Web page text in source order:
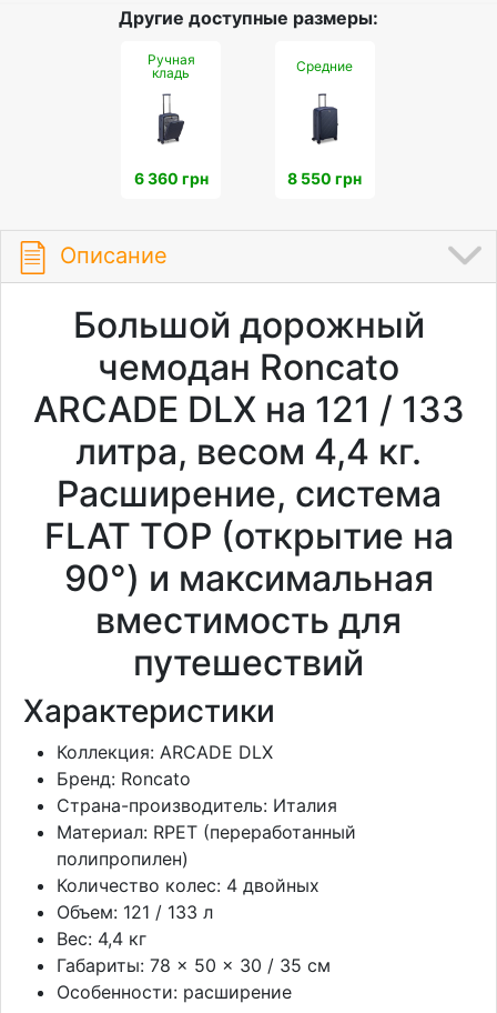
Другие доступные размеры:
Ручная
кладь
6 360 грн
Средние
8 550 грн
Описание
Большой дорожный
чемодан Roncato
ARCADE DLX на 121 / 133
литра, весом 4,4 кг.
Расширение, система
FLAT TOP (открытие на
90°) и максимальная
вместимость для
путешествий
Характеристики
Коллекция: ARCADE DLX
Бренд: Roncato
Страна-производитель: Италия
Материал: RPET (переработанный
полипропилен)
Количество колес: 4 двойных
Объем: 121 / 133 л
Вес: 4,4 кг
Габариты: 78 × 50 × 30 / 35 см
Особенности: расширение